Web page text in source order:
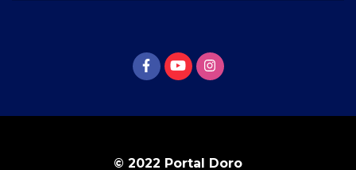
© 2022 Portal Doro